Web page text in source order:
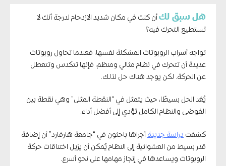
هل سبق لك أن كنت في مكان شديد الازدحام لدرجة أنك لا
تستطيع التحرك فيه؟
تواجه أسراب الروبوتات المشكلة نفسها، فعندما تحاول روبوتات
عديدة أن تتحرك في نظام مثالي ومنظم، فإنها تتكدس وتتعطل
عن الحركة. لكن يوجد هناك حل لذلك.
يُعَد الحل بسيطًا، حيث يتمثل في “النقطة المثلى” وهي نقطة بين
الفوضى والنظام الكامل تؤدي إلى أفضل أداء.
كشفت دراسة جديدة أجراها باحثون في “جامعة هارفارد” أن إضافة
قدر بسيط من العشوائية إلى النظام يُمكن أن يزيل اختناقات حركة
الروبوتات ويساعدها في إنجاز مهامها على نحو أسرع.